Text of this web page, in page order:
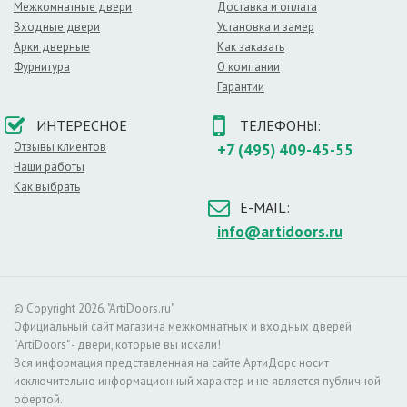
– душевой,
– современном офисе.
Светлый оттенок хорошо сочетается с более
темными отделочными материалами. Не менее
привлекательно выглядит белый дверной проем в
окружении пастельных и матовых оттенков.
Мифы о поверхности белого цвета:
– такая поверхность легко марается,
– белый цвет слишком банально выглядит.
Межкомнатные двери
Входные двери
Арки дверные
Фурнитура
Доставка и оплата
Установка и замер
Как заказать
О компании
Гарантии
ИНТЕРЕСНОЕ
Отзывы клиентов
Наши работы
Как выбрать
ТЕЛЕФОНЫ:
+7 (495) 409-45-55
E-MAIL:
info@artidoors.ru
© Copyright 2026. "ArtiDoors.ru"
Официальный сайт магазина межкомнатных и входных дверей
"ArtiDoors" - двери, которые вы искали!
Вся информация представленная на сайте АртиДорс носит
исключительно информационный характер и не является публичной
офертой.